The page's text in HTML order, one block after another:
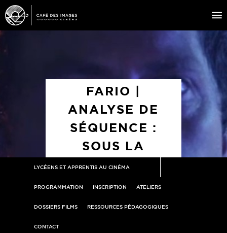
À L’AFFICHE
ÉVÉNEMENTS
ÉDUCATION AUX IMAGES
FARIO |
ANALYSE DE
SÉQUENCE :
SOUS LA
SURFACE
LYCÉENS ET APPRENTIS AU CINÉMA
PROGRAMMATION INSCRIPTION ATELIERS
DOSSIERS FILMS RESSOURCES PÉDAGOGIQUES
CONTACT